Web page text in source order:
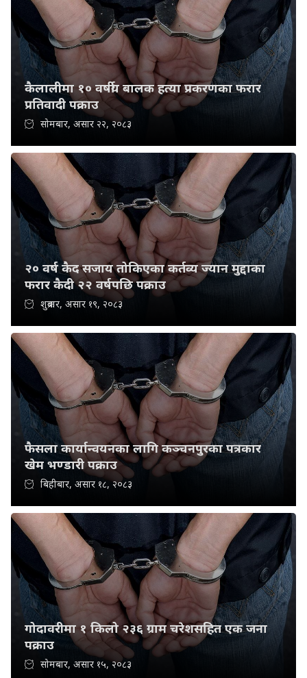
कैलालीमा १० वर्षीय बालक हत्या प्रकरणका फरार
प्रतिवादी पक्राउ
सोमबार, असार २२, २०८३
२० वर्ष कैद सजाय तोकिएका कर्तव्य ज्यान मुद्दाका
फरार कैदी २२ वर्षपछि पक्राउ
शुक्रबार, असार १९, २०८३
फैसला कार्यान्वयनका लागि कञ्चनपुरका पत्रकार
खेम भण्डारी पक्राउ
बिहीबार, असार १८, २०८३
गोदावरीमा १ किलो २३६ ग्राम चरेशसहित एक जना
पक्राउ
सोमबार, असार १५, २०८३